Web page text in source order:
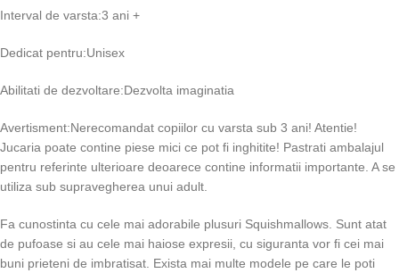
Interval de varsta:3 ani +
Dedicat pentru:Unisex
Abilitati de dezvoltare:Dezvolta imaginatia
Avertisment:Nerecomandat copiilor cu varsta sub 3 ani! Atentie!
Jucaria poate contine piese mici ce pot fi inghitite! Pastrati ambalajul
pentru referinte ulterioare deoarece contine informatii importante. A se
utiliza sub supravegherea unui adult.
Fa cunostinta cu cele mai adorabile plusuri Squishmallows. Sunt atat
de pufoase si au cele mai haiose expresii, cu siguranta vor fi cei mai
buni prieteni de imbratisat. Exista mai multe modele pe care le poti